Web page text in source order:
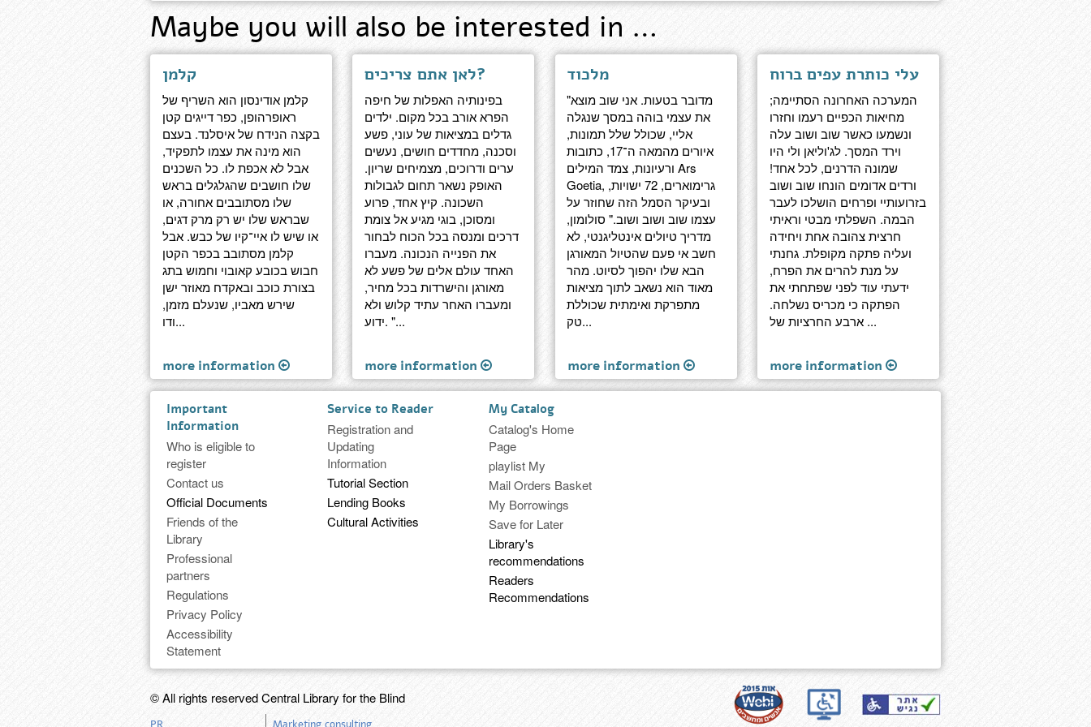
Maybe you will also be interested in …
קלמן
קלמן אודינסון הוא השריף של
ראופרהופן, כפר דייגים קטן
בקצה הנידח של איסלנד. בעצם
הוא מינה את עצמו לתפקיד,
אבל לא אכפת לו. כל השכנים
שלו חושבים שהגלגלים בראש
שלו מסתובבים אחורה, או
שבראש שלו יש רק מרק דגים,
או שיש לו איי־קיו של כבש. אבל
קלמן מסתובב בכפר הקטן
חבוש בכובע קאובוי וחמוש בתג
בצורת כוכב ובאקדח מאוזר ישן
שירש מאביו, שנעלם מזמן,
ודו...
more information
לאן אתם צריכים?
בפינותיה האפלות של חיפה
הפרא אורב בכל מקום. ילדים
גדלים במציאות של עוני, פשע
וסכנה, מחדדים חושים, נעשים
ערים ודרוכים, מצמיחים שריון.
האופק נשאר תחום לגבולות
השכונה. קיץ אחד, פרוע
ומסוכן, בוגי מגיע אל צומת
דרכים ומנסה בכל הכוח לבחור
את הפנייה הנכונה. מעברו
האחד עולם אלים של פשע לא
מאורגן והישרדות בכל מחיר,
ומעברו האחר עתיד קלוש ולא
ידוע. "...
more information
מלכוד
"מדובר בטעות. אני שוב מוצא
את עצמי בוהה במסך שנגלה
אליי, שכולל שלל תמונות,
איורים מהמאה ה־17, כתובות
ורעיונות, צמד המילים Ars
Goetia, גרימוארים, 72 ישויות,
ובעיקר הסמל הזה שחוזר על
עצמו שוב ושוב ושוב." סולומון,
מדריך טיולים אינטליגנטי, לא
חשב אי פעם שהטיול המאורגן
הבא שלו יהפוך לסיוט. מהר
מאוד הוא נשאב לתוך מציאות
מתפרקת ואימתית שכוללת
טק...
more information
עלי כותרת עפים ברוח
המערכה האחרונה הסתיימה;
מחיאות הכפיים רעמו וחזרו
ונשמעו כאשר שוב ושוב עלה
וירד המסך. לג'וליאן ולי היו
שמונה הדרנים, לכל אחד!
ורדים אדומים הונחו שוב ושוב
בזרועותיי ופרחים הושלכו לעבר
הבמה. השפלתי מבטי וראיתי
חרצית צהובה אחת ויחידה
ועליה פתקה מקופלת. גחנתי
על מנת להרים את הפרח,
ידעתי עוד לפני שפתחתי את
הפתקה כי מכריס נשלחה.
ארבע החרציות של ...
more information
Important
Information
Who is eligible to
register
Contact us
Official Documents
Friends of the
Library
Professional
partners
Regulations
Privacy Policy
Accessibility
Statement
Service to Reader
Registration and
Updating
Information
Tutorial Section
Lending Books
Cultural Activities
My Catalog
Catalog's Home
Page
playlist My
Mail Orders Basket
My Borrowings
Save for Later
Library's
recommendations
Readers
Recommendations
© All rights reserved Central Library for the Blind